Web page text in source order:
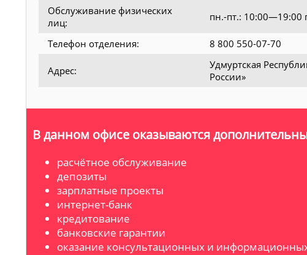
Обслуживание физических
лиц:
пн.-пт.:
Телефон отделения: 8 800 550-07-70
Адрес:
Удмуртская
России»
В данном офисе оказываются
расчётное обслуживание
депозиты
зарплатные проекты
интернет-банк
кредитование
банковские гарантии
оказание консультационных и